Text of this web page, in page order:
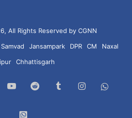
All Rights Reserved by CGNN
Samvad Jansampark DPR CM
Naxal
Chhattisgarh
YouTubeReddit TumblrInstagram